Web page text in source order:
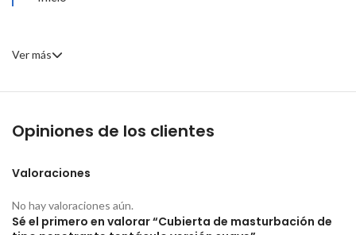
Ver más
Opiniones de los clientes
Valoraciones
No hay valoraciones aún.
Sé el primero en valorar “Cubierta de masturbación de